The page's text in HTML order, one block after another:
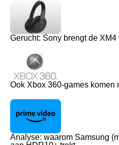
Gerucht: Sony brengt de
Ook Xbox 360-games komen
Analyse: waarom Samsung